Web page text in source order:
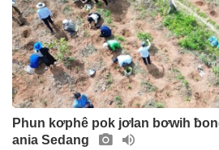
Phun kơphê pok jơlan bơwih
ania Sedang